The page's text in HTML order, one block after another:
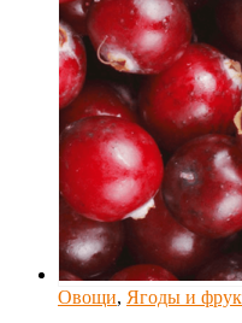
Овощи, Ягоды и